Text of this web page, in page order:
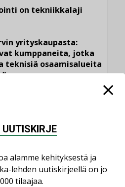
on tekniikkalaji
yrityskaupasta:
kumppaneita, jotka
teknisiä osaamisalueita
tuodaan yhteen”
lisää lämpöhäviöitä
alamme kehityksestä ja
lehden uutiskirjeellä on jo
tilaajaa.